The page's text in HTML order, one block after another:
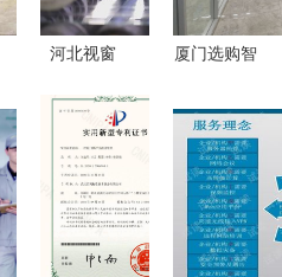
河北视窗
术垄断，实
现超薄电子
玻璃全系列
生产与技术
服务
厦门选购智
的五大技术
赋发优势
——迎龙服
务品质解析